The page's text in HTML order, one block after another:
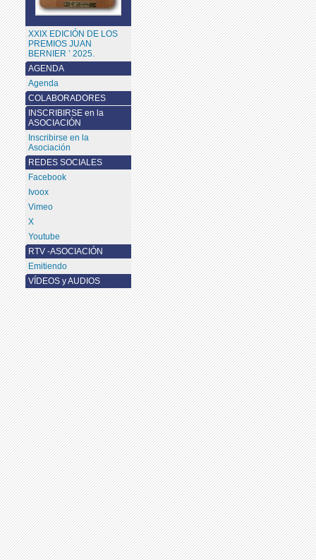
AGENDA
Agenda
COLABORADORES
INSCRIBIRSE en la
ASOCIACIÓN
Inscribirse en la
Asociación
XXIX EDICIÓN DE LOS
PREMIOS JUAN
BERNIER ’ 2025.
REDES SOCIALES
Facebook
Ivoox
Vimeo
X
Youtube
RTV -ASOCIACIÓN
Emitiendo
VÍDEOS y AUDIOS